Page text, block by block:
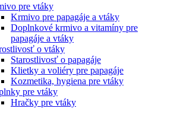
pre vtáky
Krmivo pre papagáje a vtáky
Doplnkové krmivo a vitamíny pre
papagáje a vtáky
o vtáky
Starostlivosť o papagáje
Klietky a voliéry pre papagáje
Kozmetika, hygiena pre vtáky
pre vtáky
Hračky pre vtáky